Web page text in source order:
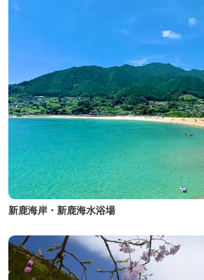
新鹿海岸・新鹿海水浴場